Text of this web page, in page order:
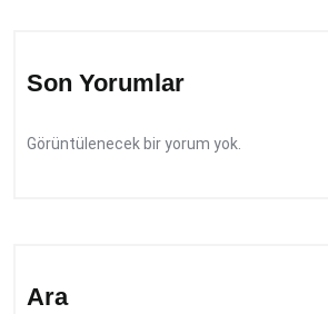
Son Yorumlar
Görüntülenecek bir yorum yok.
Ara